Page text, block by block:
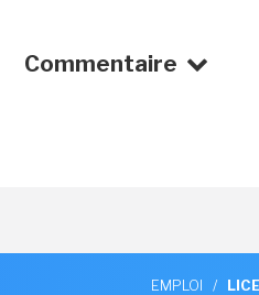
Commentaire
EMPLOI /